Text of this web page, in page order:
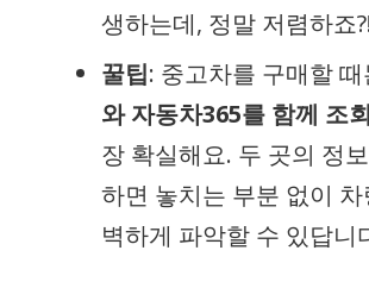
생하는데, 정말 저렴하죠
꿀팁: 중고차를 구매할 때
와 자동차365를 함께 조회
장 확실해요. 두 곳의 정
하면 놓치는 부분 없이
벽하게 파악할 수 있답니